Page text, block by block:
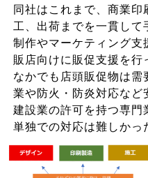
同社はこれまで、商業
工、出荷までを一貫し
制作やマーケティング
販店向けに販促支援を行
なかでも店頭販促物は
業や防火・防炎対応など
建設業の許可を持つ専門
単独での対応は難しかっ